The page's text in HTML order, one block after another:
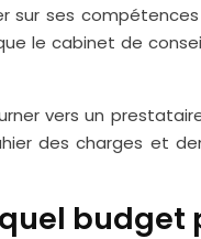
sur ses
le cabinet de
vers un
des charges et
budget